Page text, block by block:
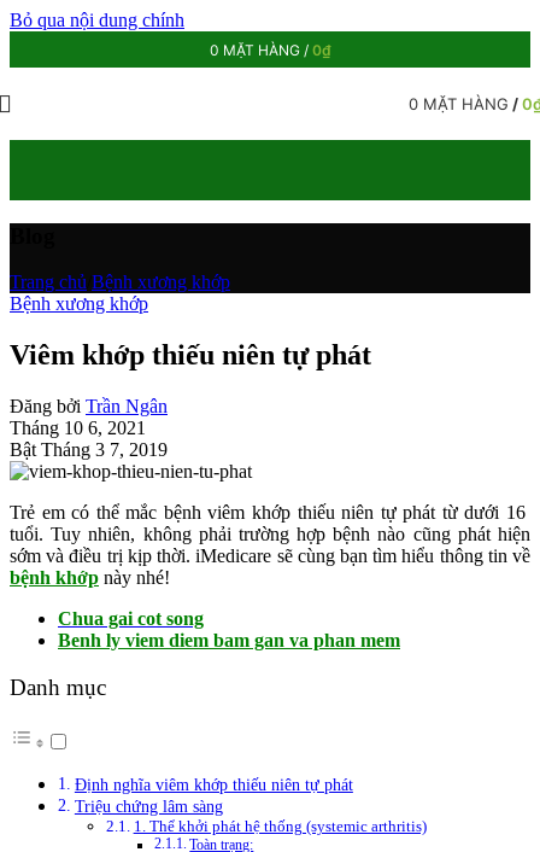
Bỏ qua nội dung chính
0 MẶT HÀNG / 0₫
0 MẶT HÀNG /0
Trang chủ Bệnh xương khớp
Bệnh xương khớp
Viêm khớp thiếu niên tự phát
Đăng bởi Trần Ngân
Tháng 10 6, 2021
Bật Tháng 3 7, 2019
Trẻ em có thể mắc bệnh viêm khớp thiếu niên tự phát từ dưới 16
tuổi. Tuy nhiên, không phải trường hợp bệnh nào cũng phát hiện
sớm và điều trị kịp thời. iMedicare sẽ cùng bạn tìm hiểu thông tin về
bệnh khớp này nhé!
Chua gai cot song
Benh ly viem diem bam gan va phan mem
Danh mục
Định nghĩa viêm khớp thiếu niên tự phát
Triệu chứng lâm sàng
1. Thể khởi phát hệ thống (systemic arthritis)
Toàn trạng: